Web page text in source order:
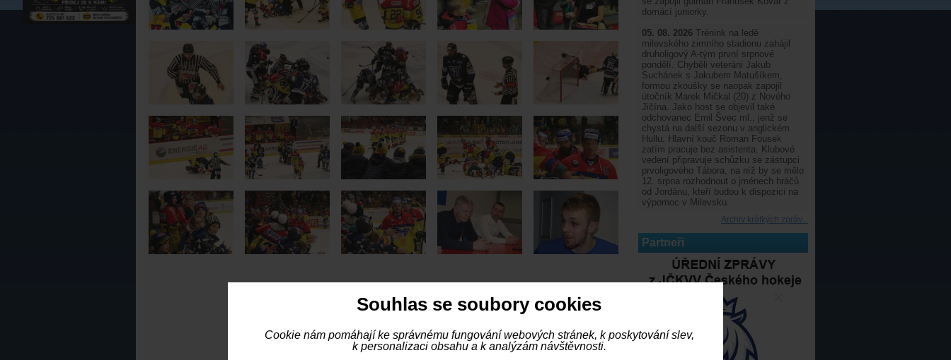
Souhlas se soubory cookies
Cookie nám pomáhají ke správnému fungování webových stránek, k poskytování slev,
k personalizaci obsahu a k analýzám návštěvnosti.
domácí juniorky.
05. 08. 2026 Trénink na ledě
milevského zimního stadionu zahájil
druholigový A-tým první srpnové
pondělí. Chyběli veteráni Jakub
Suchánek s Jakubem Matušíkem,
formou zkoušky se naopak zapojil
útočník Marek Mičkal (20) z Nového
Jičína. Jako host se objevil také
odchovanec Emil Švec ml., jenž se
chystá na další sezonu v anglickém
Hullu. Hlavní kouč Roman Fousek
zatím pracuje bez asistenta. Klubové
vedení připravuje schůzku se zástupci
prvoligového Tábora, na níž by se mělo
12. srpna rozhodnout o jménech hráčů
od Jordánu, kteří budou k dispozici na
výpomoc v Milevsku.
Archiv krátkých zpráv...
Partneři